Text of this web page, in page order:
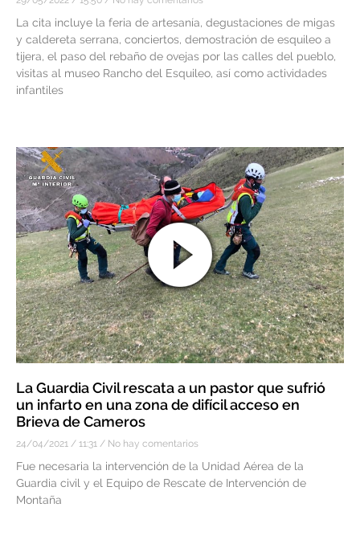
La cita incluye la feria de artesanía, degustaciones de migas
y caldereta serrana, conciertos, demostración de esquileo a
tijera, el paso del rebaño de ovejas por las calles del pueblo,
visitas al museo Rancho del Esquileo, así como actividades
infantiles
La Guardia Civil rescata a un pastor que sufrió
un infarto en una zona de difícil acceso en
Brieva de Cameros
24/04/2021 11:31 No hay comentarios
Fue necesaria la intervención de la Unidad Aérea de la
Guardia civil y el Equipo de Rescate de Intervención de
Montaña